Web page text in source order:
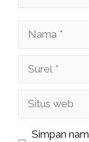
Nama
Surel
Situs
Simpan